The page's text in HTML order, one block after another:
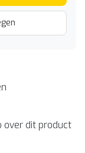
over dit product